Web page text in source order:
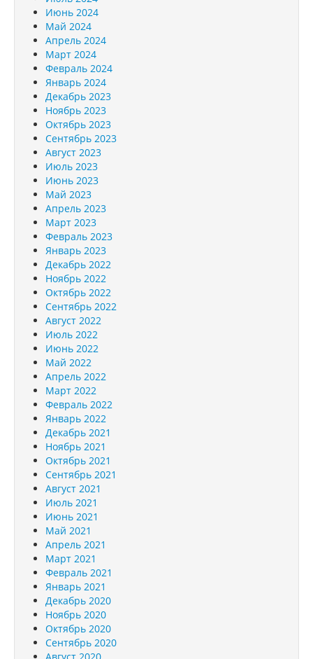
Июнь 2024
Май 2024
Апрель 2024
Март 2024
Февраль 2024
Январь 2024
Декабрь 2023
Ноябрь 2023
Октябрь 2023
Сентябрь 2023
Август 2023
Июль 2023
Июнь 2023
Май 2023
Апрель 2023
Март 2023
Февраль 2023
Январь 2023
Декабрь 2022
Ноябрь 2022
Октябрь 2022
Сентябрь 2022
Август 2022
Июль 2022
Июнь 2022
Май 2022
Апрель 2022
Март 2022
Февраль 2022
Январь 2022
Декабрь 2021
Ноябрь 2021
Октябрь 2021
Сентябрь 2021
Август 2021
Июль 2021
Июнь 2021
Май 2021
Апрель 2021
Март 2021
Февраль 2021
Январь 2021
Декабрь 2020
Ноябрь 2020
Октябрь 2020
Сентябрь 2020